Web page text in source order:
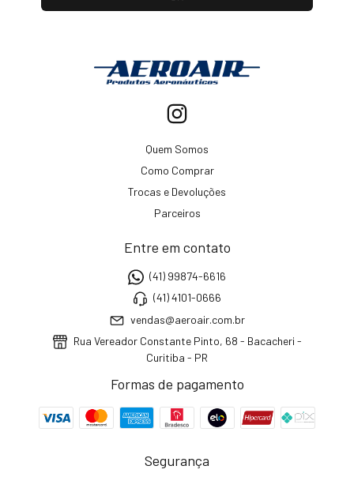
Quem Somos
Como Comprar
Trocas e Devoluções
Parceiros
Entre em contato
(41) 99874-6616
(41) 4101-0666
vendas@aeroair.com.br
Rua Vereador Constante Pinto, 68 - Bacacheri -
Curitiba - PR
Formas de pagamento
Segurança